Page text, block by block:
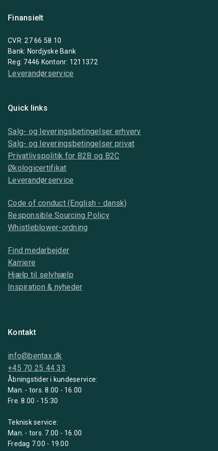
Finansielt
CVR: 27 66 58 10
Bank: Nordjyske Bank
Reg: 7446 Kontonr: 1211372
Leverandørservice
Quick links
Salg- og leveringsbetingelser erhverv
Salg- og leveringsbetingelser privat
Privatlivspolitik for B2B og B2C
Økologicertifikat
Leverandørservice
Code of conduct (English - dansk)
Responsible Sourcing Policy
Whistleblower-ordning
Find medarbejder
Karriere
Hjælp til selvhjælp
Inspiration & nyheder
Kontakt
info@bentax.dk
+45 70 25 44 33
Åbningstider i kundeservice:
Man. - tors. 8.00 - 16.00
Fre. 8.00 - 15:30
Teknisk service:
Man. - tors. 7.00 - 16.00
Fredag 7.00 - 19.00